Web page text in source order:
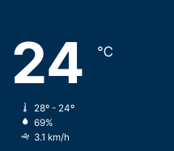
24 ℃
28º - 24º
69%
3.1 km/h